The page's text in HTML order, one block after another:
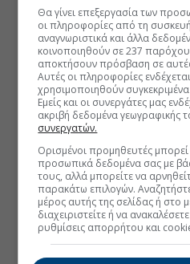
Θα γίνει επεξεργασία των
οι πληροφορίες από τη
αναγνωριστικά και άλλα
κοινοποιηθούν σε 237
αποκτήσουν πρόσβαση σε
Αυτές οι πληροφορίες
χρησιμοποιηθούν
Εμείς και οι συνεργάτες μας
ακριβή δεδομένα γεωγραφικής
συνεργατών.
Ορισμένοι προμηθευτές
προσωπικά δεδομένα σας με
τους, αλλά μπορείτε να
παρακάτω επιλογών.
μέρος αυτής της σελίδας ή στο
διαχειριστείτε ή να
ρυθμίσεις απορρήτου και